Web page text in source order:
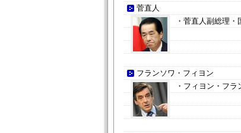
菅直人
・菅直人副総理・
フランソワ・フィヨン
・フィヨン・フ